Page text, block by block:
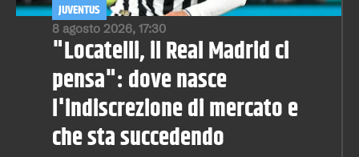
8 agosto 2026, 17:30
JUVENTUS
"Locatelli, il Real Madrid ci
pensa": dove nasce
l'indiscrezione di mercato e
che sta succedendo